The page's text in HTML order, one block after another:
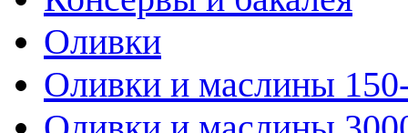
Оливки
Оливки и маслины